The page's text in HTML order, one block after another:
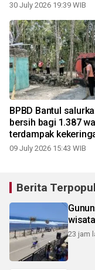
30 July 2026 19:39 WIB
BPBD Bantul
bersih bagi 1.387
terdampak
09 July 2026 15:43 WIB
Berita
23 jam